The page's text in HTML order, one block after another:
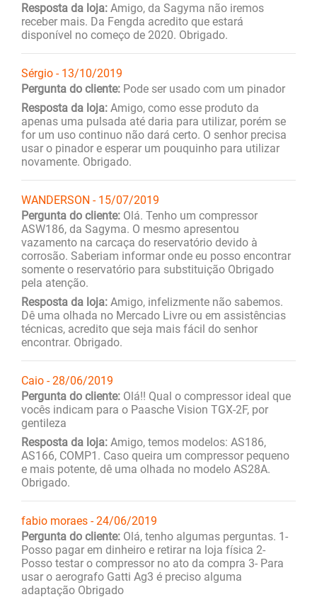
Resposta da loja: Amigo, da Sagyma não iremos
receber mais. Da Fengda acredito que estará
disponível no começo de 2020. Obrigado.
Sérgio - 13/10/2019
Pergunta do cliente: Pode ser usado com um pinador
Resposta da loja: Amigo, como esse produto da
apenas uma pulsada até daria para utilizar, porém se
for um uso continuo não dará certo. O senhor precisa
usar o pinador e esperar um pouquinho para utilizar
novamente. Obrigado.
WANDERSON - 15/07/2019
Pergunta do cliente: Olá. Tenho um compressor
ASW186, da Sagyma. O mesmo apresentou
vazamento na carcaça do reservatório devido à
corrosão. Saberiam informar onde eu posso encontrar
somente o reservatório para substituição Obrigado
pela atenção.
Resposta da loja: Amigo, infelizmente não sabemos.
Dê uma olhada no Mercado Livre ou em assistências
técnicas, acredito que seja mais fácil do senhor
encontrar. Obrigado.
Caio - 28/06/2019
Pergunta do cliente: Olá!! Qual o compressor ideal que
vocês indicam para o Paasche Vision TGX-2F, por
gentileza
Resposta da loja: Amigo, temos modelos: AS186,
AS166, COMP1. Caso queira um compressor pequeno
e mais potente, dê uma olhada no modelo AS28A.
Obrigado.
fabio moraes - 24/06/2019
Pergunta do cliente: Olá, tenho algumas perguntas. 1-
Posso pagar em dinheiro e retirar na loja física 2-
Posso testar o compressor no ato da compra 3- Para
usar o aerografo Gatti Ag3 é preciso alguma
adaptação Obrigado